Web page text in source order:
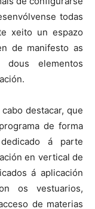
todas
xeito un espazo
de manifesto as
elementos
destacar, que
de forma
á parte
en vertical de
á aplicación
os vestuarios,
de materias